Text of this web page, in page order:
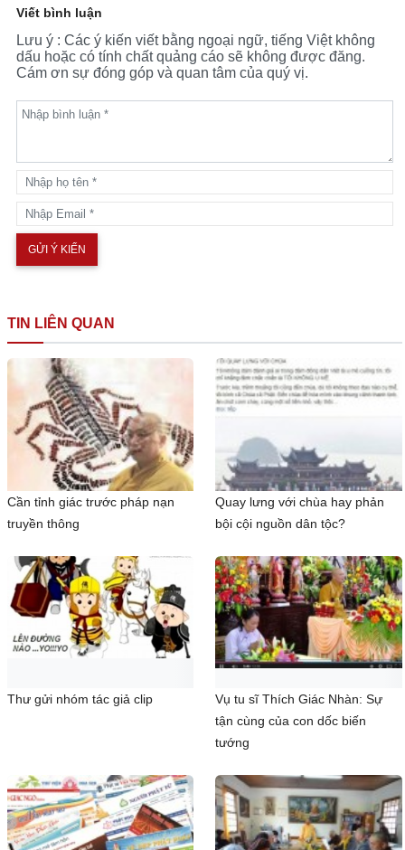
THI
ỆN
Viết bình luận
Lưu ý : Các ý kiến viết bằng ngoại ngữ, tiếng Việt không
dấu hoặc có tính chất quảng cáo sẽ không được đăng.
Cám ơn sự đóng góp và quan tâm của quý vị.
TIN LIÊN QUAN
Cần tỉnh giác trước pháp nạn
truyền thông
Quay lưng với chùa hay phản
bội cội nguồn dân tộc?
Thư gửi nhóm tác giả clip
Vụ tu sĩ Thích Giác Nhàn: Sự
tận cùng của con dốc biến
tướng